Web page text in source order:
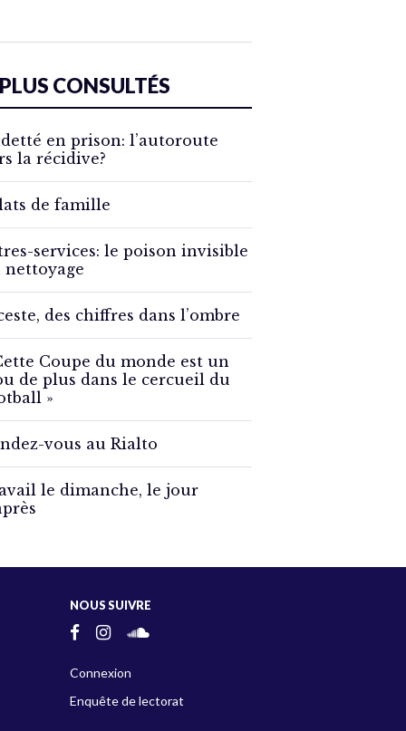
CONSULTÉS
en prison: l’autoroute
la récidive?
de famille
services: le poison invisible
nettoyage
des chiffres dans l’ombre
Coupe du monde est un
de plus dans le cercueil du
»
vous au Rialto
le dimanche, le jour
NOUS SUIVRE
Connexion
Enquête de lectorat